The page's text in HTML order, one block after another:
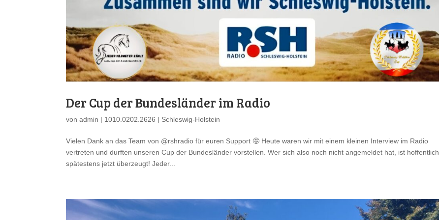
Der Cup der Bundesländer im Radio
vonadmin | 1010.0202.2626 | Schleswig-Holstein
Vielen Dank an das Team von @rshradio für euren Support 🤩 Heute waren wir mit einem kleinen Interview im Radio
vertreten und durften unseren Cup der Bundesländer vorstellen. Wer sich also noch nicht angemeldet hat, ist hoffentlich
spätestens jetzt überzeugt! Jeder...